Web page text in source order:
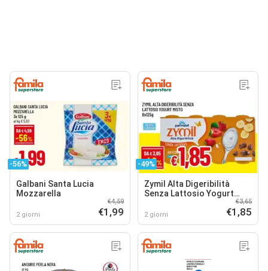
-56%
Galbani Santa Lucia
Mozzarella
2 giorni
€4,59
€1,99
-49%
Zymil Alta Digeribilità
Senza Lattosio Yogurt
2 giorni
€3,65
€1,85